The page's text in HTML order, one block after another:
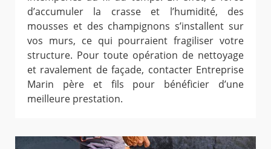
d’accumuler la crasse et l’humidité, des
mousses et des champignons s’installent sur
vos murs, ce qui pourraient fragiliser votre
structure. Pour toute opération de nettoyage
et ravalement de façade, contacter Entreprise
Marin père et fils pour bénéficier d’une
meilleure prestation.